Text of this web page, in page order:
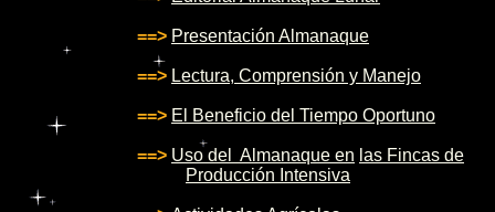
==> Presentación Almanaque
==> Lectura, Comprensión y Manejo
==> El Beneficio del Tiempo Oportuno
==> Uso del Almanaque en las Fincas de
Producción Intensiva